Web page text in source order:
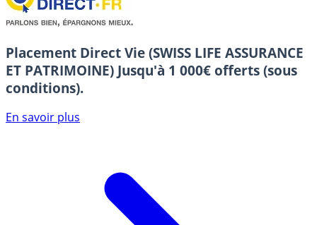
Placement Direct Vie (SWISS LIFE ASSURANCE
ET PATRIMOINE) Jusqu'à 1 000€ offerts (sous
conditions).
En savoir plus